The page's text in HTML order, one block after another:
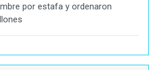
por estafa y ordenaron